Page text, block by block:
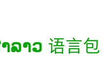
ລາວ 语言包